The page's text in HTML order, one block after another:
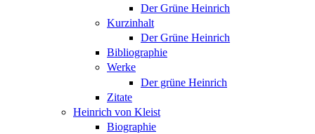
Der Grüne Heinrich
Kurzinhalt
Der Grüne Heinrich
Bibliographie
Werke
Der grüne Heinrich
Zitate
Heinrich von Kleist
Biographie